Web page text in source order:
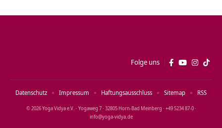
Folge uns
© 2026 Yoga Vidya e.V. · Yogaweg 7 · 32805 Horn‑Bad Meinberg · +49 5234 87‑0 ·
info@yoga‑vidya.de
Datenschutz Impressum Haftungsausschluss Sitemap RSS